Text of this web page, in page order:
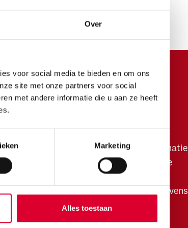
Over
voor social media te bieden en om ons
site met onze partners voor social
met andere informatie die u aan ze heeft
Marketing
Alles toestaan
Algemene informatie
Ticket informatie
Onze huisregels
Technische gegevens
Jaarverslag
Werken bij ZINiN